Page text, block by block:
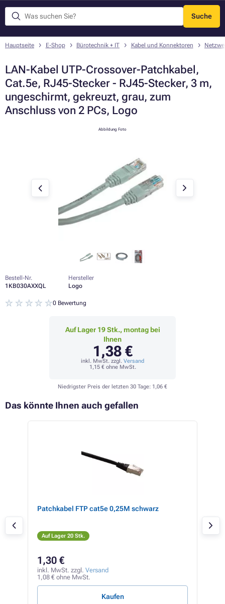
Suche
Menü
Hauptseite E-Shop Bürotechnik + IT Kabel und Konnektoren
LAN-Kabel UTP-Crossover-Patchkabel,
Cat.5e, RJ45-Stecker - RJ45-Stecker, 3 m,
ungeschirmt, gekreuzt, grau, zum
Anschluss von 2 PCs, Logo
Abbildung Foto
Bestell-Nr.
1KB030AXXQL
Hersteller
Logo
0 Bewertung
Auf Lager 19 Stk., montag bei
Ihnen
1,38 €
inkl. MwSt. zzgl. Versand
1,15 €ohne MwSt.
Niedrigster Preis der letzten 30 Tage: 1,06 €
Das könnte Ihnen auch gefallen
Patchkabel FTP cat5e 0,25M schwarz
Auf Lager 20 Stk.
1,30 €
inkl. MwSt. zzgl. Versand
1,08 € ohne MwSt.
Kaufen